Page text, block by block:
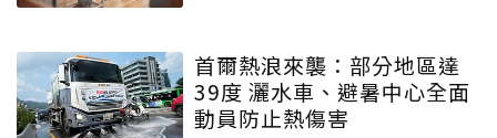
首爾熱浪來襲：部分地區達
39度 灑水車、避暑中心全面
動員防止熱傷害